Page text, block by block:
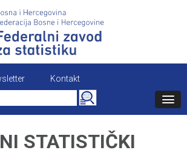
Kontakt
Search
for:
STATISTIČKI